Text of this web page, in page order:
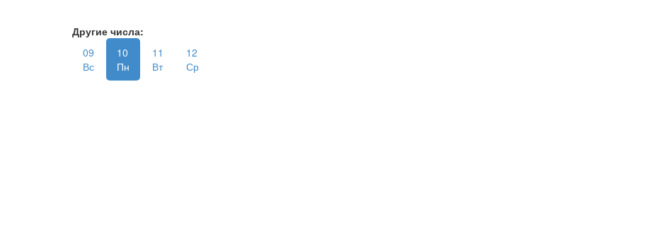
Другие числа:
09
Вс
10
Пн
11
Вт
12
Ср